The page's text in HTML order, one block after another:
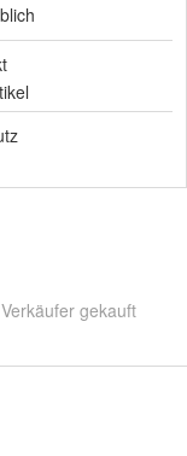
gekauft